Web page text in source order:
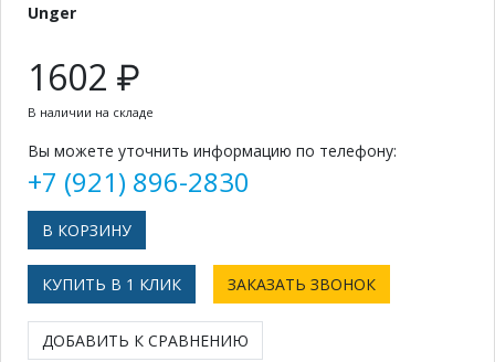
Unger
1602 ₽
В наличии на складе
Вы можете уточнить информацию по телефону:
+7 (921) 896-2830
КУПИТЬ В 1 КЛИК ЗАКАЗАТЬ ЗВОНОК
ДОБАВИТЬ К СРАВНЕНИЮ